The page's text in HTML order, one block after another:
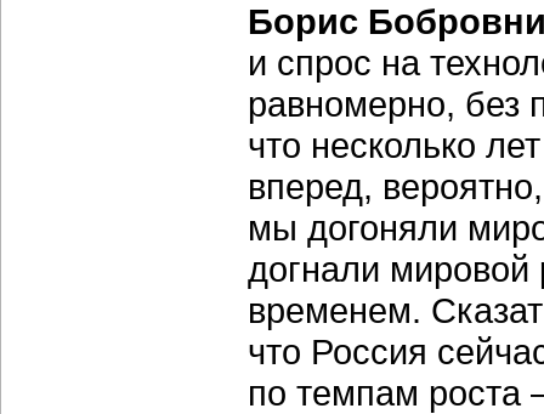
Борис
и спрос на
равномерно, без
что несколько
вперед,
мы догоняли
догнали мировой
временем.
что Россия
по темпам роста